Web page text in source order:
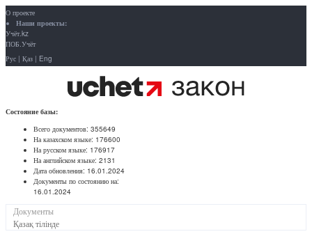
О проекте
Наши проекты:
Учёт.kz
ПОБ.Учёт
Рус | Қаз | Eng
Состояние базы:
Всего документов: 355649
На казахском языке: 176600
На русском языке: 176917
На английском языке: 2131
Дата обновления: 16.01.2024
Документы по состоянию на:
16.01.2024
Документы
Қазақ тілінде